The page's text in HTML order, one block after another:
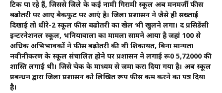
टिक पा रहे हैं, जिससे जिले के कई नामी गिरामी स्कूल अब मनमर्जी फीस
बढोतरी पर आए बैकफुट पर आएं है। जिला प्रशासन ने जैसे ही सख्ताई
दिखाई तो धीरे-2 स्कूल फीस बढोतरी का खेल भी खुलने लगा। द प्रसिडेंसी
इन्टरनेशनल स्कूल, भनियावाला का मामला सामने आया है जहां 100 से
अधिक अभिभावकों ने फीस बढ़ोतरी की थी शिकायत, बिना मान्यता
नवीनीकरण के स्कूल संचालित होने पर प्रशासन ने लगाई रू0 5,72000 की
शास्ति लगाई थी। जिसे चेक के माध्यम से जमा करा दिया गया है। अब स्कूल
प्रबन्धन द्वारा जिला प्रशासन को लिखित रूप फीस कम करने का पत्र दिया
है।